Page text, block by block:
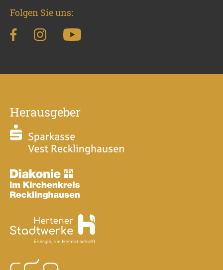
Folgen Sie uns:
Herausgeber